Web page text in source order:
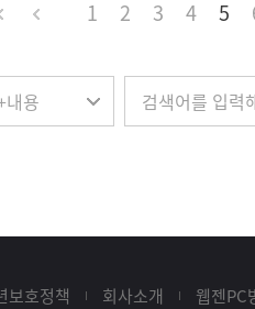
1 2 3 4 5
보호정책 회사소개 웹젠PC